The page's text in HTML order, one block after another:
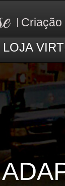
Criação
LOJA